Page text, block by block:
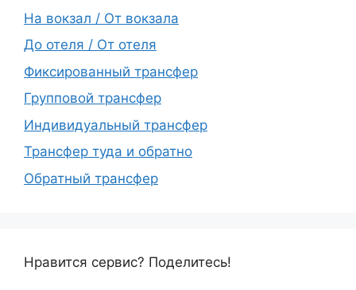
На вокзал / От вокзала
До отеля / От отеля
Фиксированный трансфер
Групповой трансфер
Индивидуальный трансфер
Трансфер туда и обратно
Обратный трансфер
Нравится сервис? Поделитесь!